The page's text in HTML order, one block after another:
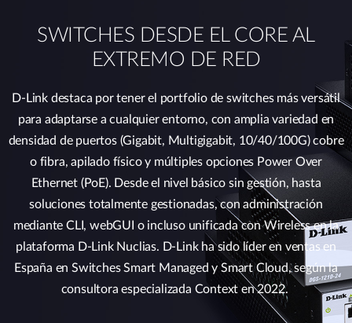
SWITCHES DESDE EL CORE AL
EXTREMO DE RED
D-Link destaca por tener el portfolio de switches más versátil
para adaptarse a cualquier entorno, con amplia variedad en
densidad de puertos (Gigabit, Multigigabit, 10/40/100G) cobre
o fibra, apilado físico y múltiples opciones Power Over
Ethernet (PoE). Desde el nivel básico sin gestión, hasta
soluciones totalmente gestionadas, con administración
mediante CLI, webGUI o incluso unificada con Wireless en la
plataforma D-Link Nuclias. D-Link ha sido líder en ventas en
España en Switches Smart Managed y Smart Cloud, según la
consultora especializada Context en 2022.